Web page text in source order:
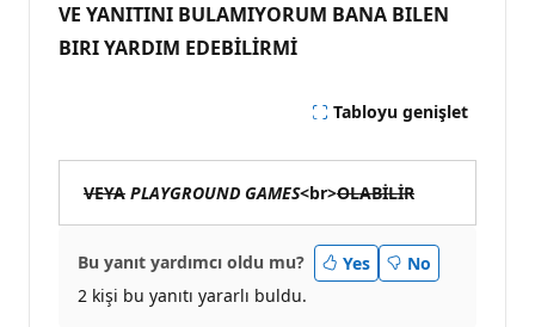
VE YANITINI BULAMIYORUM BANA BILEN
BIRI YARDIM EDEBİLİRMİ
Tabloyu genişlet
VEYA PLAYGROUND GAMES<br>OLABİLİR
Bu yanıt yardımcı oldu mu? Yes
No
2 kişi bu yanıtı yararlı buldu.